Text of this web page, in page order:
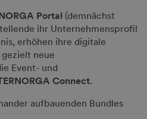
Portal (demnächst
ihr Unternehmensprofil
erhöhen ihre digitale
neue
Event- und
Connect.
aufbauenden Bundles